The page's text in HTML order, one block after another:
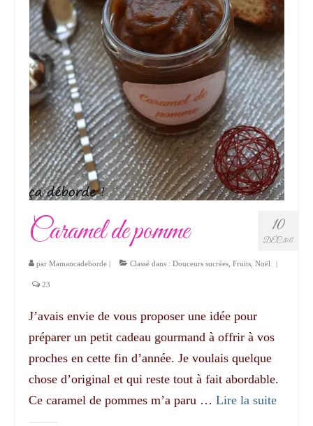
10
DÉC 2017
Caramel de pomme
par Mamancadeborde | Classé dans : Douceurs sucrées Fruits Noël |
23
J’avais envie de vous proposer une idée pour
préparer un petit cadeau gourmand à offrir à vos
proches en cette fin d’année. Je voulais quelque
chose d’original et qui reste tout à fait abordable.
Ce caramel de pommes m’a paru … Lire la suite­­